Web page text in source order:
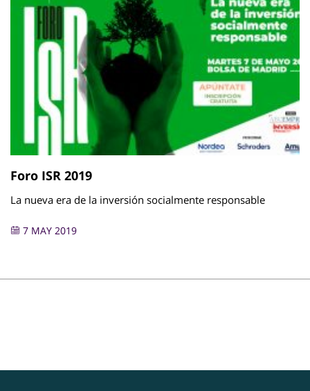
Foro ISR 2019
La nueva era de la inversión socialmente responsable
7 MAY 2019